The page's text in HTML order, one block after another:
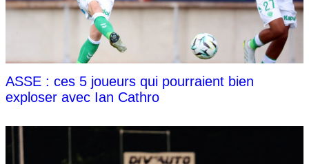
ASSE : ces 5 joueurs qui pourraient bien
exploser avec Ian Cathro